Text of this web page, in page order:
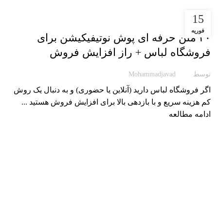
15
فوریه
مقاله پوشیار
۲۰ متن حرفه ای پوش نوتیفیکیشن برای
فروشگاه لباس + راز افزایش فروش
توسط Mohammadjavad
اگر فروشگاه لباس دارید (آنلاین یا حضوری) و به دنبال یک روش
کم هزینه سریع و با بازدهی بالا برای افزایش فروش هستید ...
ادامه مطالعه